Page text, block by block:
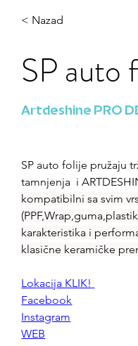
< Nazad
SP auto
Artdeshine PRO
SP auto folije pružaju
tamnjenja  i
kompatibilni sa svim
karakteristika i
klasične keramičke
Lokacija KLIK!
Facebook
Instagram
WEB